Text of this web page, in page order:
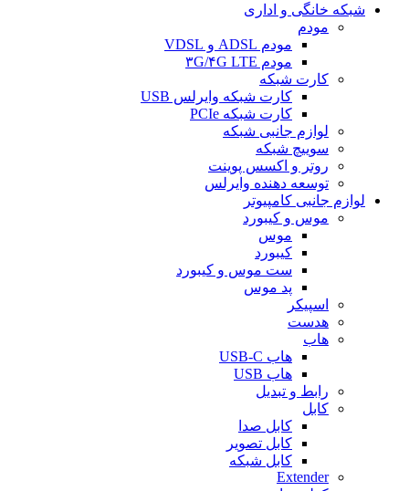
شبکه خانگی و اداری
مودم
مودم ADSL و VDSL
مودم ۳G/۴G LTE
کارت شبکه
کارت شبکه وایرلس USB
کارت شبکه PCIe
لوازم جانبی شبکه
سوییچ شبکه
روتر و اکسس پوینت
توسعه دهنده وایرلس
لوازم جانبی کامپیوتر
موس و کیبورد
موس
کیبورد
ست موس و کیبورد
پد موس
اسپیکر
هدست
هاب
هاب USB-C
هاب USB
رابط و تبدیل
کابل
کابل صدا
کابل تصویر
کابل شبکه
Extender